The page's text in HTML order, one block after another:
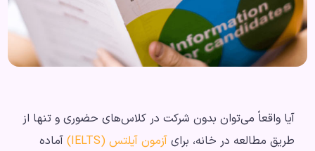
آیا واقعاً می‌توان بدون شرکت در کلاس‌های حضوری و تنها از
طریق مطالعه در خانه، برایآزمون آیلتس (IELTS)
آماده